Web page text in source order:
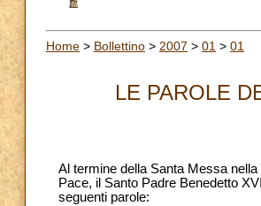
Home > Bollettino > 2007 > 01 > 01
LE PAROLE
Al termine della Santa Messa
Pace, il Santo Padre Benedetto
seguenti parole: